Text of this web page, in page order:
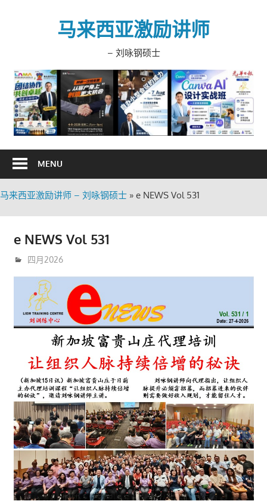
马来西亚激励讲师
– 刘咏钢硕士
MENU
马来西亚激励讲师 – 刘咏钢硕士 » e NEWS Vol 531
e NEWS Vol 531
5月 12, 2026
trainer
四月2026